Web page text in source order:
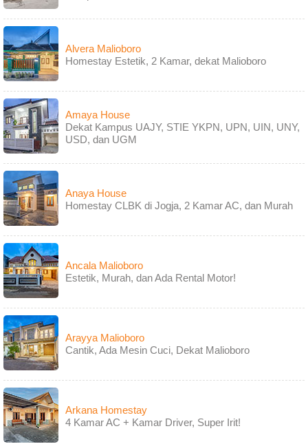
Alvera Malioboro
Homestay Estetik, 2 Kamar, dekat Malioboro
Amaya House
Dekat Kampus UAJY, STIE YKPN, UPN, UIN, UNY,
USD, dan UGM
Anaya House
Homestay CLBK di Jogja, 2 Kamar AC, dan Murah
Ancala Malioboro
Estetik, Murah, dan Ada Rental Motor!
Arayya Malioboro
Cantik, Ada Mesin Cuci, Dekat Malioboro
Arkana Homestay
4 Kamar AC + Kamar Driver, Super Irit!